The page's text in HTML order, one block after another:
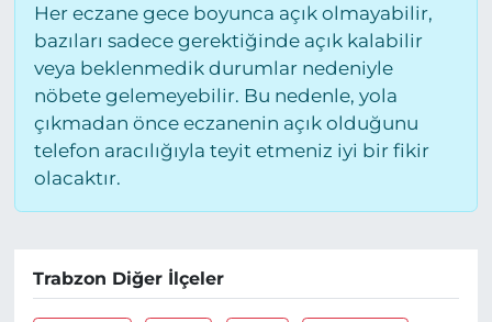
Her eczane gece boyunca açık olmayabilir,
bazıları sadece gerektiğinde açık kalabilir
veya beklenmedik durumlar nedeniyle
nöbete gelemeyebilir. Bu nedenle, yola
çıkmadan önce eczanenin açık olduğunu
telefon aracılığıyla teyit etmeniz iyi bir fikir
olacaktır.
Trabzon Diğer İlçeler